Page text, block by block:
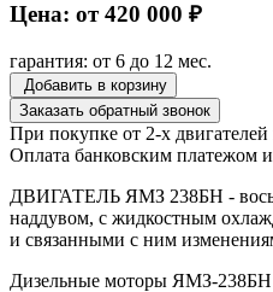
Цена: от 420 000 ₽
гарантия: от 6 до 12 мес.
Добавить в корзину
Заказать обратный звонок
При покупке от 2-х
Оплата банковским платежом
ДВИГАТЕЛЬ ЯМЗ 238БН -
наддувом, с жидкостным
и связанными с ним
Дизельные моторы ЯМЗ-238БН